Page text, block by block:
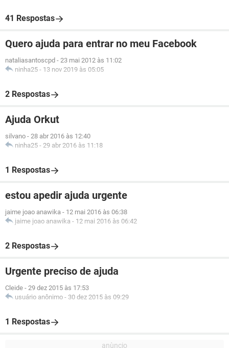
41 Respostas
Quero ajuda para entrar no meu Facebook
nataliasantoscpd - 23 mai 2012 às 11:02
ninha25 - 13 nov 2019 às 05:05
2 Respostas
Ajuda Orkut
silvano - 28 abr 2016 às 12:40
ninha25 - 29 abr 2016 às 11:18
1 Respostas
estou apedir ajuda urgente
jaime joao anawika - 12 mai 2016 às 06:38
jaime joao anawika - 12 mai 2016 às 06:42
2 Respostas
Urgente preciso de ajuda
Cleide - 29 dez 2015 às 17:53
usuário anônimo - 30 dez 2015 às 09:29
1 Respostas